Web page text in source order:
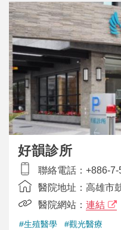
好韻診所
聯絡電話： +886-
醫院地址： 高雄市
醫院網站： 連結
#生殖醫學 #觀光醫療